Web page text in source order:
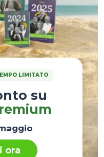
LIMITATO
su
ora